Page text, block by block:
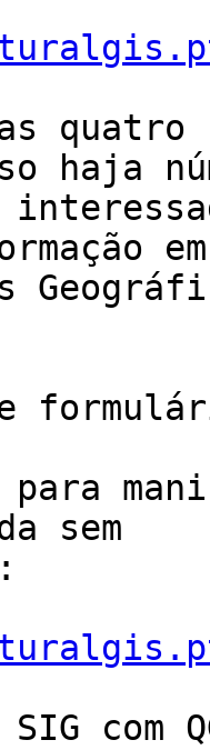
quatro
haja
em
para
sem
com